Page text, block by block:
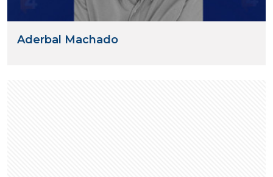
Aderbal Machado